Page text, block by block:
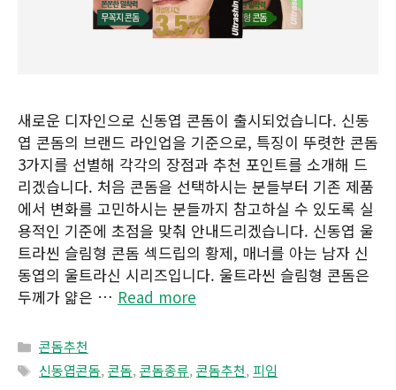
새로운 디자인으로 신동엽 콘돔이 출시되었습니다. 신동
엽 콘돔의 브랜드 라인업을 기준으로, 특징이 뚜렷한 콘돔
3가지를 선별해 각각의 장점과 추천 포인트를 소개해 드
리겠습니다. 처음 콘돔을 선택하시는 분들부터 기존 제품
에서 변화를 고민하시는 분들까지 참고하실 수 있도록 실
용적인 기준에 초점을 맞춰 안내드리겠습니다. 신동엽 울
트라씬 슬림형 콘돔 섹드립의 황제, 매너를 아는 남자 신
동엽의 울트라신 시리즈입니다. 울트라씬 슬림형 콘돔은
두께가 얇은 … Read more
Categories
콘돔추천
Tags
신동엽콘돔,콘돔,콘돔종류,콘돔추천, 피임